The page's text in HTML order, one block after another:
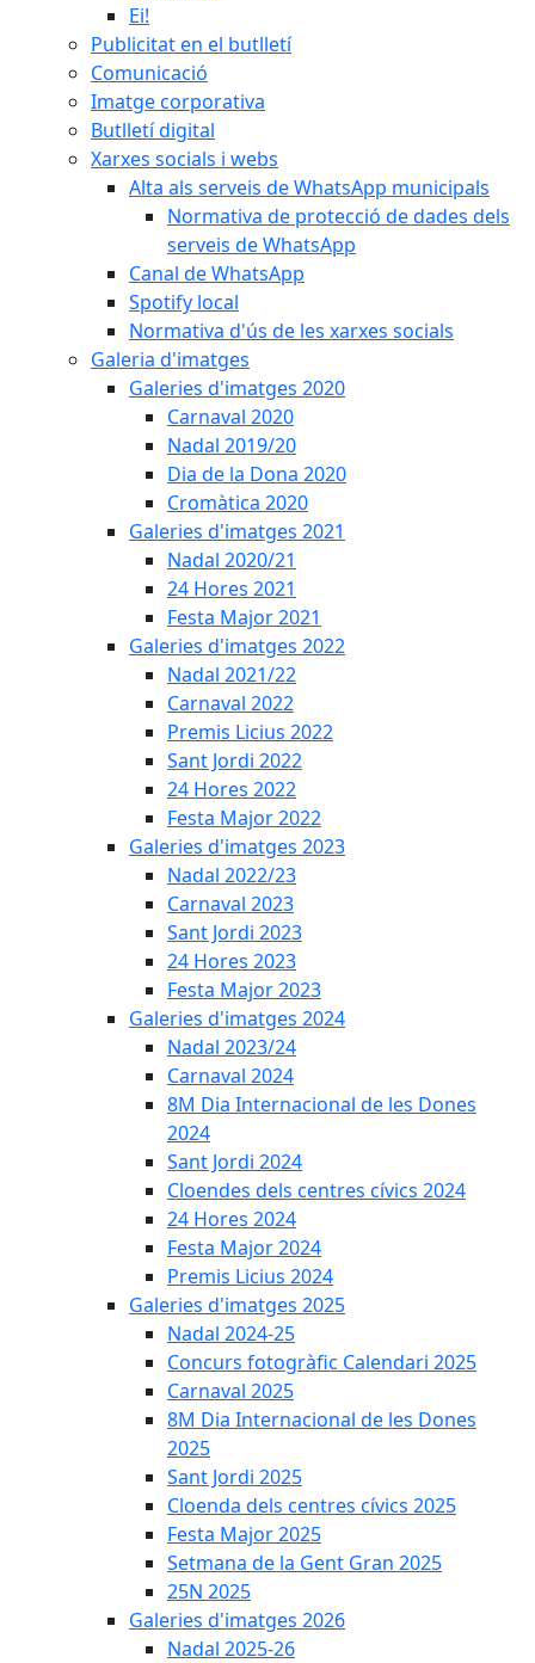
Ei!
Publicitat en el butlletí
Comunicació
Imatge corporativa
Butlletí digital
Xarxes socials i webs
Alta als serveis de WhatsApp municipals
Normativa de protecció de dades dels
serveis de WhatsApp
Canal de WhatsApp
Spotify local
Normativa d'ús de les xarxes socials
Galeria d'imatges
Galeries d'imatges 2020
Carnaval 2020
Nadal 2019/20
Dia de la Dona 2020
Cromàtica 2020
Galeries d'imatges 2021
Nadal 2020/21
24 Hores 2021
Festa Major 2021
Galeries d'imatges 2022
Nadal 2021/22
Carnaval 2022
Premis Licius 2022
Sant Jordi 2022
24 Hores 2022
Festa Major 2022
Galeries d'imatges 2023
Nadal 2022/23
Carnaval 2023
Sant Jordi 2023
24 Hores 2023
Festa Major 2023
Galeries d'imatges 2024
Nadal 2023/24
Carnaval 2024
8M Dia Internacional de les Dones
2024
Sant Jordi 2024
Cloendes dels centres cívics 2024
24 Hores 2024
Festa Major 2024
Premis Licius 2024
Galeries d'imatges 2025
Nadal 2024-25
Concurs fotogràfic Calendari 2025
Carnaval 2025
8M Dia Internacional de les Dones
2025
Sant Jordi 2025
Cloenda dels centres cívics 2025
Festa Major 2025
Setmana de la Gent Gran 2025
25N 2025
Galeries d'imatges 2026
Nadal 2025-26